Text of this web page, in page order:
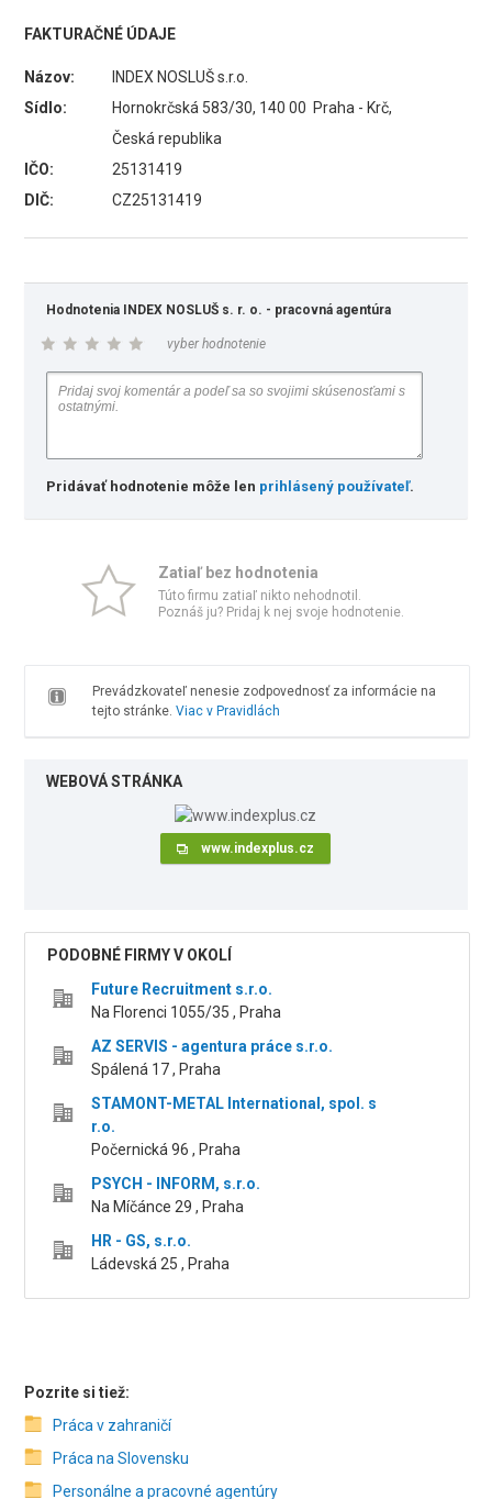
FAKTURAČNÉ ÚDAJE
Názov:
INDEX NOSLUŠ s.r.o.
Sídlo:
Hornokrčská 583/30, 140 00 Praha - Krč,
Česká republika
IČO:
25131419
DIČ:
CZ25131419
Hodnotenia INDEX NOSLUŠ s. r. o. - pracovná agentúra
vyber hodnotenie
Pridávať hodnotenie môže len prihlásený používateľ.
Zatiaľ bez hodnotenia
Túto firmu zatiaľ nikto nehodnotil.
Poznáš ju? Pridaj k nej svoje hodnotenie.
Prevádzkovateľ nenesie zodpovednosť za informácie na
tejto stránke. Viac v Pravidlách
WEBOVÁ STRÁNKA
www.indexplus.cz
PODOBNÉ FIRMY V OKOLÍ
Future Recruitment s.r.o.
Na Florenci 1055/35 , Praha
AZ SERVIS - agentura práce s.r.o.
Spálená 17 , Praha
STAMONT-METAL International, spol. s
r.o.
Počernická 96 , Praha
PSYCH - INFORM, s.r.o.
Na Míčánce 29 , Praha
HR - GS, s.r.o.
Ládevská 25 , Praha
Pozrite si tiež:
Práca v zahraničí
Práca na Slovensku
Personálne a pracovné agentúry